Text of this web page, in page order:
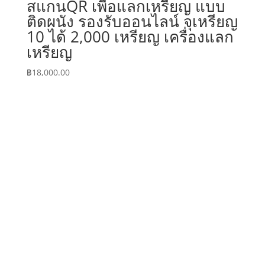
สแกนQR เพื่อแลกเหรียญ แบบ
ติดผนัง รองรับออนไลน์ จุเหรียญ
10 ได้ 2,000 เหรียญ เครื่องแลก
เหรียญ
฿18,000.00